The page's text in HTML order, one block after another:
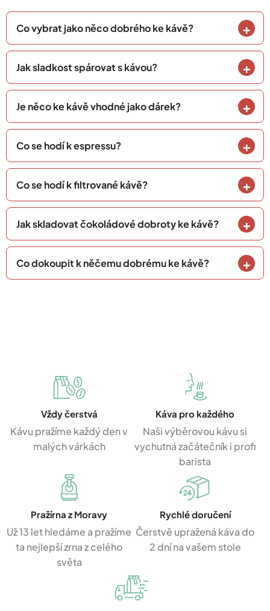
Co vybrat jako něco dobrého ke kávě?
Jak sladkost spárovat s kávou?
Je něco ke kávě vhodné jako dárek?
Co se hodí k espressu?
Co se hodí k filtrované kávě?
Jak skladovat čokoládové dobroty ke kávě?
Co dokoupit k něčemu dobrému ke kávě?
Vždy čerstvá
Kávu pražíme každý den v
malých várkách
Káva pro každého
Naši výběrovou kávu si
vychutná začátečník i profi
barista
Pražírna z Moravy
Už 13 let hledáme a pražíme
ta nejlepší zrna z celého
světa
Rychlé doručení
Čerstvě upražená káva do
2 dní na vašem stole